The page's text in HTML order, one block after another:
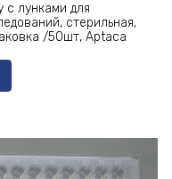
с лунками для
стерильная,
/50шт, Aptaca